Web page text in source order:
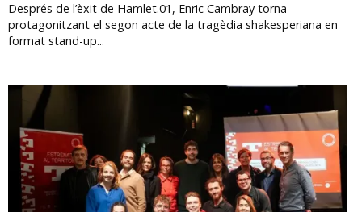
Després de l’èxit de Hamlet.01, Enric Cambray torna
protagonitzant el segon acte de la tragèdia shakesperiana en
format stand-up...